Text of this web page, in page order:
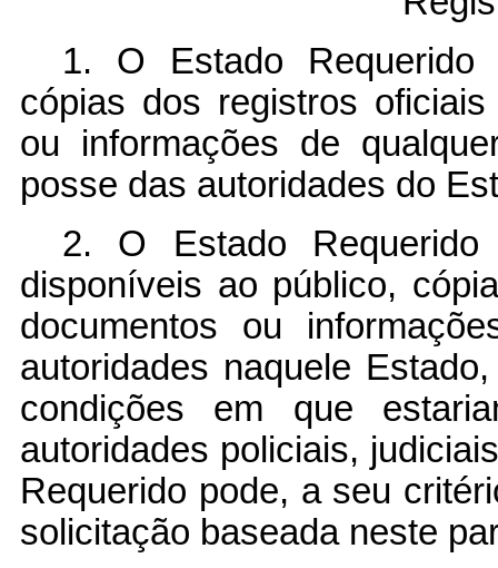
1. O Estado Requerido
cópias dos registros
ou informações de
posse das autoridades do
2. O Estado
disponíveis ao público,
documentos ou
autoridades naquele
condições em que
autoridades policiais,
Requerido pode, a seu
solicitação baseada neste